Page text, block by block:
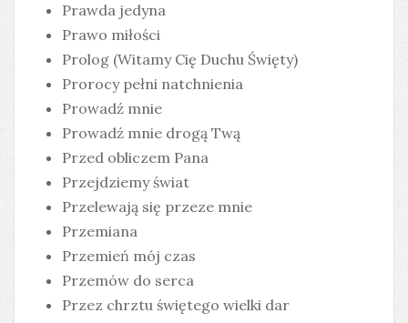
Prawda jedyna
Prawo miłości
Prolog (Witamy Cię Duchu Święty)
Prorocy pełni natchnienia
Prowadź mnie
Prowadź mnie drogą Twą
Przed obliczem Pana
Przejdziemy świat
Przelewają się przeze mnie
Przemiana
Przemień mój czas
Przemów do serca
Przez chrztu świętego wielki dar